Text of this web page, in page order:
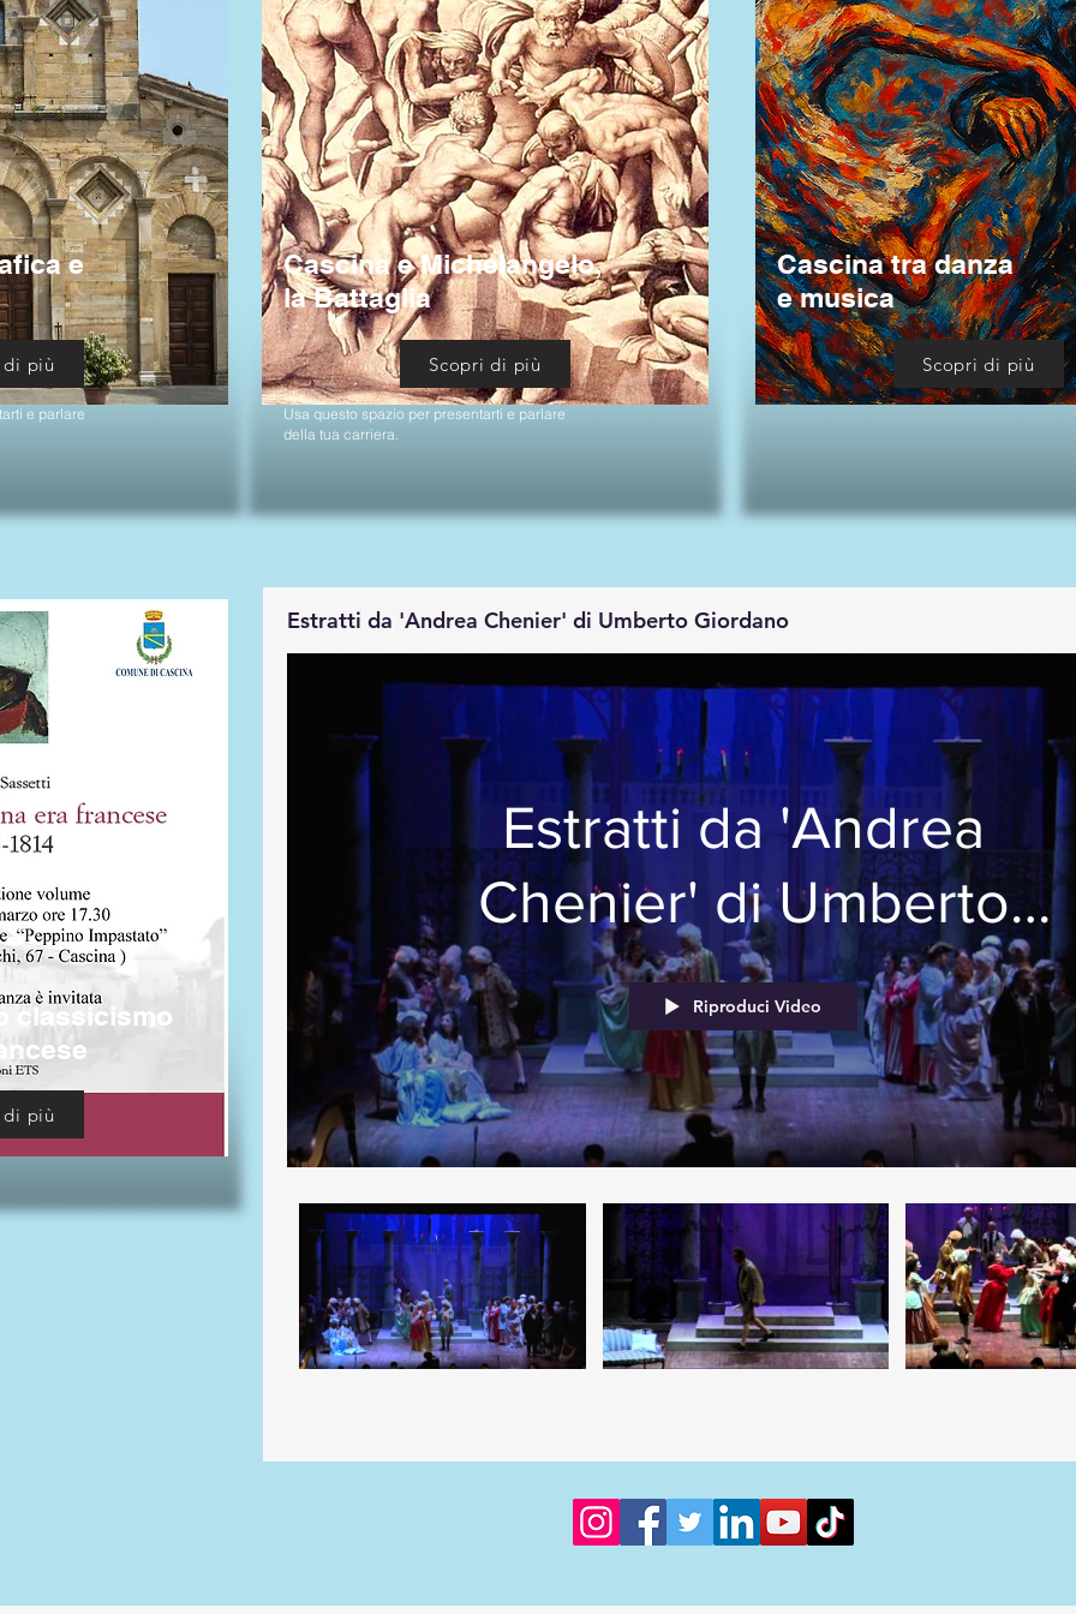
e
e parlare
di più
Cascina e Michelangelo,
la Battaglia
Usa questo spazio per presentarti e parlare
della tua carriera.
Scopri di più
Cascina tra danza
e musica
Scopri di più
classicismo
di più
Estratti da 'Andrea Chenier' di Umberto Giordano
Estratti da 'Andrea
Chenier' di Umberto
Giordano
Riproduci Video